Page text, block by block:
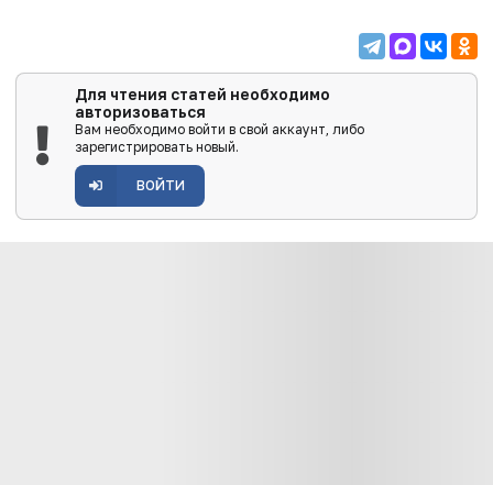
— его емкость выросла на 1,2% в денежном и на
0,8% в натуральном эквиваленте. Данная группа
преобладает на рынке косметических средств и
Для чтения статей необходимо
авторизоваться
Вам необходимо войти в свой аккаунт, либо
зарегистрировать новый.
ВОЙТИ